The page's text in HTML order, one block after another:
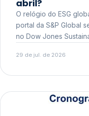
abril?
O relógio do ESG global não para.
portal da S&P Global
no Dow Jones
29 de jul. de 2026